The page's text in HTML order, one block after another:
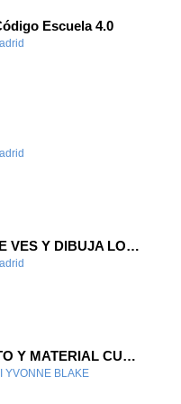
Escuela 4.0
ESCRIBE LO QUE VES Y DIBUJA LO QUE LEES
LIBROS DE TEXTO Y MATERIAL CURRICULAR
YVONNE BLAKE-